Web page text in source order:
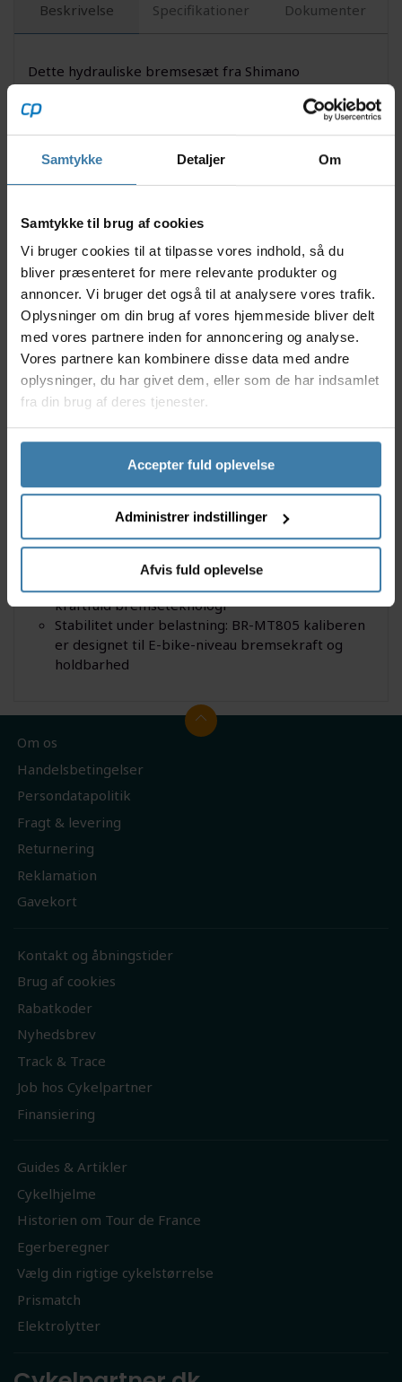
Samtykke Detaljer Om
Samtykke til brug af cookies
Vi bruger cookies til at tilpasse vores indhold, så du
bliver præsenteret for mere relevante produkter og
annoncer. Vi bruger det også til at analysere vores trafik.
Oplysninger om din brug af vores hjemmeside bliver delt
med vores partnere inden for annoncering og analyse.
Vores partnere kan kombinere disse data med andre
oplysninger, du har givet dem, eller som de har indsamlet
fra din brug af deres tjenester.
Accepter fuld oplevelse
Administrer indstillinger
Afvis fuld oplevelse
Beskrivelse Specifikationer Dokumenter
Dette hydrauliske bremsesæt fra Shimano
med en opsætning målrettet til E-MTB og krævende
XC-spor. Shimano XTR BL-M9200 bremsegrebet i
magnesium og kulfiber sikrer lav vægt og stærkt
greb, mens BR-MT805 kaliberen giver stabil og
præcis bremsekraft – selv under høje belastninger.
Med den nye mineralolie med lav viskositet bevares
bremseeffekten konstant uanset temperatur og
forhold. Samtidig gør den Flat Mount-kompatible
kaliber det nemt at opgradere moderne XC-cykler
eller elcykler, hvor lav vægt og sikkerhed er
afgørende.
Nyttige fakta
Placering: Bag/højre
Bremsegreb: Shimano XTR BL-M9200
Kaliber: Shimano BR-MT805 (Flat Mount
kompatibel)
Bremsetype: Hydraulisk skivebremse
Letvægtskonstruktion: Cylinderhus i magnesium
Ensartet bremsekontrol: Ny mineralolie med lav
viskositet sikrer stabil kraftkurve i alle forhold
Flat Mount-kompatibel: Gør det muligt at
kraftfuld bremseteknologi
Stabilitet under belastning: BR-MT805 kaliberen
er designet til E-bike-niveau bremsekraft og
holdbarhed
Om os
Handelsbetingelser
Persondatapolitik
Fragt & levering
Returnering
Reklamation
Gavekort
Kontakt og åbningstider
Brug af cookies
Rabatkoder
Nyhedsbrev
Track & Trace
Job hos Cykelpartner
Finansiering
Guides & Artikler
Cykelhjelme
Historien om Tour de France
Egerberegner
Vælg din rigtige cykelstørrelse
Prismatch
Elektrolytter